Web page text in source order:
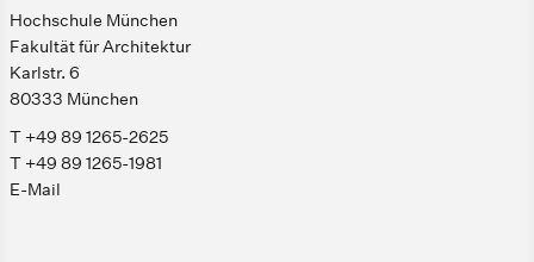
Hochschule München
Fakultät für Architektur
Karlstr. 6
80333 München
T +49 89 1265-2625
T +49 89 1265-1981
E-Mail